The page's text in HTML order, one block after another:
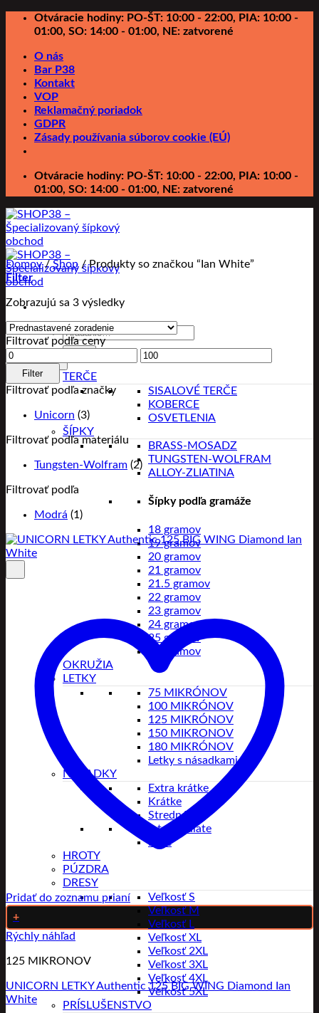
PreskočiťOtváracie hodiny: PO-ŠT: 10:00 - 22:00, PIA: 10:00 -
01:00, SO: 14:00 - 01:00, NE: zatvorené
O nás
Bar P38
Kontakt
VOP
Reklamačný poriadok
GDPR
Zásady používania súborov cookie (EÚ)
Otváracie hodiny: PO-ŠT: 10:00 - 22:00, PIA: 10:00 -
01:00, SO: 14:00 - 01:00, NE: zatvorené
Hľadať:
TERČE
SISALOVÉ TERČE
KOBERCE
OSVETLENIA
ŠÍPKY
BRASS-MOSADZ
TUNGSTEN-WOLFRAM
ALLOY-ZLIATINA
Šípky podľa gramáže
18 gramov
19 gramov
20 gramov
21 gramov
21.5 gramov
22 gramov
23 gramov
24 gramov
25 gramov
26 gramov
OKRUŽIA
LETKY
75 MIKRÓNOV
100 MIKRÓNOV
125 MIKRÓNOV
150 MIKRONOV
180 MIKRÓNOV
Letky s násadkami
NÁSADKY
Extra krátke
Krátke
Stredné
Intermediate
Dlhé
HROTY
PÚZDRA
DRESY
Veľkosť S
Veľkosť M
Veľkosť L
Veľkosť XL
Veľkosť 2XL
Veľkosť 3XL
Veľkosť 4XL
Veľkosť 5XL
PRÍSLUŠENSTVO
Domov / Shop /Produkty so značkou “Ian White”
Filter
Zobrazujú sa 3 výsledky
Filtrovať podľa ceny
Minimálna
cena
Maximálna
Filter
Filtrovať podľa značky
Unicorn (3)
Filtrovať podľa materiálu
Tungsten-Wolfram (2)
Filtrovať podľa
Modrá (1)
Pridať do zoznamu prianí
+
Rýchly náhľad
125 MIKRONOV
UNICORN LETKY Authentic 125 BIG WING Diamond Ian
White